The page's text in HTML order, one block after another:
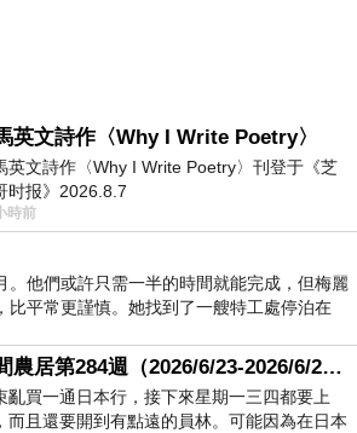
英文詩作〈Why I Write Poetry〉
英文詩作〈Why I Write Poetry〉刊登于《芝
时报》2026.8.7
時前
。他們或許只需一半的時間就能完成，但梅麗
比平常更謹慎。她找到了一艘特工處停泊在
週間農居第284週（2026/6/23-2026/6/24) 夏至 金黃稻浪洋溢豐收喜悅
亂買一通日本行，接下來星期一三四都要上
而且還要開到有點遠的員林。可能因為在日本